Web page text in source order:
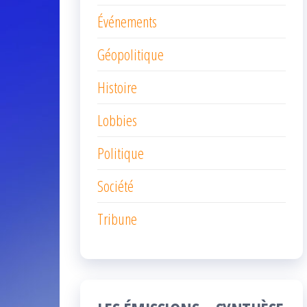
Événements
Géopolitique
Histoire
Lobbies
Politique
Société
Tribune